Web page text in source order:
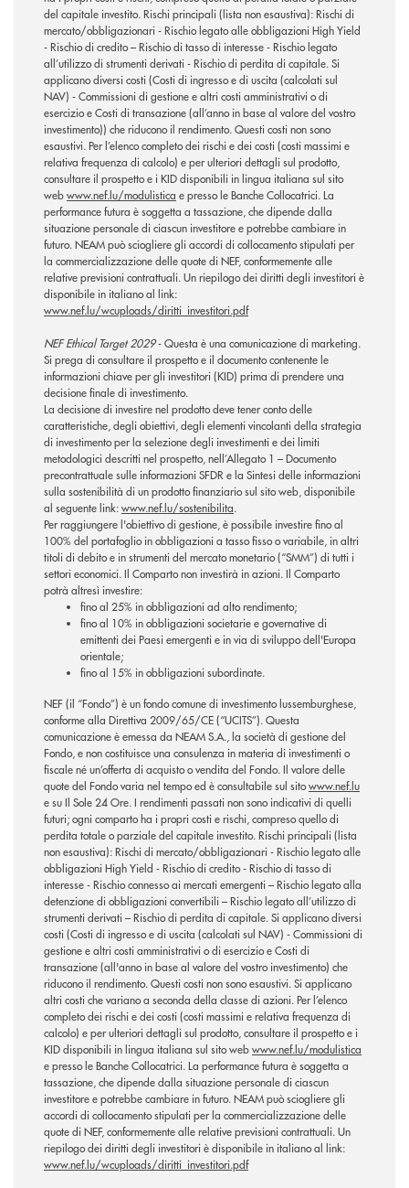
del capitale investito. Rischi principali (lista non esaustiva): Rischi di
mercato/obbligazionari - Rischio legato alle obbligazioni High Yield
- Rischio di credito – Rischio di tasso di interesse - Rischio legato
all’utilizzo di strumenti derivati - Rischio di perdita di capitale. Si
applicano diversi costi (Costi di ingresso e di uscita (calcolati sul
NAV) - Commissioni di gestione e altri costi amministrativi o di
esercizio e Costi di transazione (all’anno in base al valore del vostro
investimento)) che riducono il rendimento. Questi costi non sono
esaustivi. Per l’elenco completo dei rischi e dei costi (costi massimi e
relativa frequenza di calcolo) e per ulteriori dettagli sul prodotto,
consultare il prospetto e i KID disponibili in lingua italiana sul sito
webwww.nef.lu/modulistica e presso le Banche Collocatrici. La
performance futura è soggetta a tassazione, che dipende dalla
situazione personale di ciascun investitore e potrebbe cambiare in
futuro. NEAM può sciogliere gli accordi di collocamento stipulati per
la commercializzazione delle quote di NEF, conformemente alle
relative previsioni contrattuali. Un riepilogo dei diritti degli investitori è
disponibile in italiano al link:
www.nef.lu/wcuploads/diritti_investitori.pdf
NEF Ethical Target 2029- Questa è una comunicazione di marketing.
Si prega di consultare il prospetto e il documento contenente le
informazioni chiave per gli investitori (KID) prima di prendere una
decisione finale di investimento.
La decisione di investire nel prodotto deve tener conto delle
caratteristiche, degli obiettivi, degli elementi vincolanti della strategia
di investimento per la selezione degli investimenti e dei limiti
metodologici descritti nel prospetto, nell’Allegato 1 – Documento
precontrattuale sulle informazioni SFDR e la Sintesi delle informazioni
sulla sostenibilità di un prodotto finanziario sul sito web, disponibile
al seguente link:www.nef.lu/sostenibilita.
Per raggiungere l'obiettivo di gestione, è possibile investire fino al
100% del portafoglio in obbligazioni a tasso fisso o variabile, in altri
titoli di debito e in strumenti del mercato monetario (“SMM”) di tutti i
settori economici. Il Comparto non investirà in azioni. Il Comparto
potrà altresì investire:
fino al 25% in obbligazioni ad alto rendimento;
fino al 10% in obbligazioni societarie e governative di
emittenti dei Paesi emergenti e in via di sviluppo dell'Europa
orientale;
fino al 15% in obbligazioni subordinate.
NEF (il “Fondo”) è un fondo comune di investimento lussemburghese,
conforme alla Direttiva 2009/65/CE (“UCITS”). Questa
comunicazione è emessa da NEAM S.A., la società di gestione del
Fondo, e non costituisce una consulenza in materia di investimenti o
fiscale né un’offerta di acquisto o vendita del Fondo. Il valore delle
quote del Fondo varia nel tempo ed è consultabile sul sitowww.nef.lu
e su Il Sole 24 Ore. I rendimenti passati non sono indicativi di quelli
futuri; ogni comparto ha i propri costi e rischi, compreso quello di
perdita totale o parziale del capitale investito. Rischi principali (lista
non esaustiva): Rischi di mercato/obbligazionari - Rischio legato alle
obbligazioni High Yield - Rischio di credito - Rischio di tasso di
interesse - Rischio connesso ai mercati emergenti – Rischio legato alla
detenzione di obbligazioni convertibili – Rischio legato all’utilizzo di
strumenti derivati – Rischio di perdita di capitale. Si applicano diversi
costi (Costi di ingresso e di uscita (calcolati sul NAV) - Commissioni di
gestione e altri costi amministrativi o di esercizio e Costi di
transazione (all'anno in base al valore del vostro investimento) che
riducono il rendimento. Questi costi non sono esaustivi. Si applicano
altri costi che variano a seconda della classe di azioni. Per l’elenco
completo dei rischi e dei costi (costi massimi e relativa frequenza di
calcolo) e per ulteriori dettagli sul prodotto, consultare il prospetto e i
KID disponibili in lingua italiana sul sito webwww.nef.lu/modulistica
e presso le Banche Collocatrici. La performance futura è soggetta a
tassazione, che dipende dalla situazione personale di ciascun
investitore e potrebbe cambiare in futuro. NEAM può sciogliere gli
accordi di collocamento stipulati per la commercializzazione delle
quote di NEF, conformemente alle relative previsioni contrattuali. Un
riepilogo dei diritti degli investitori è disponibile in italiano al link:
www.nef.lu/wcuploads/diritti_investitori.pdf